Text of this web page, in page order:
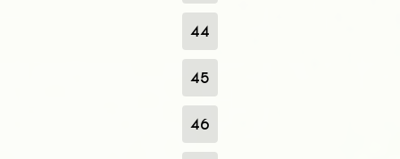
44
45
46